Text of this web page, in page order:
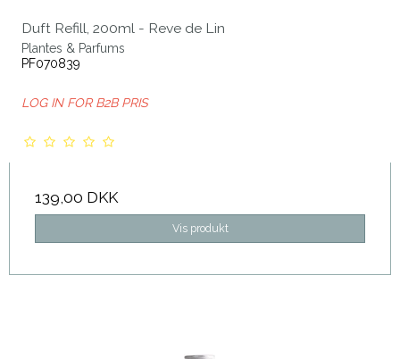
Duft Refill, 200ml - Reve de Lin
Plantes & Parfums
PF070839
LOG IN FOR B2B PRIS
139,00 DKK
Vis produkt